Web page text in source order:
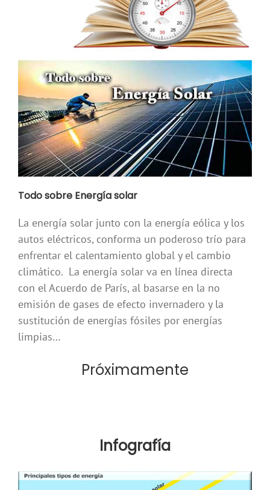
Todo sobre Energía solar
La energía solar junto con la energía eólica y los
autos eléctricos, conforma un poderoso trío para
enfrentar el calentamiento global y el cambio
climático. La energía solar va en línea directa
con el Acuerdo de París, al basarse en la no
emisión de gases de efecto invernadero y la
sustitución de energías fósiles por energías
limpias…
Próximamente
Infografía